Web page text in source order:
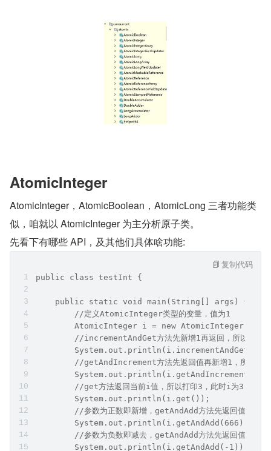
AtomicInteger
AtomicInteger，AtomicBoolean，AtomicLong 三者功能类
似，咱就以 AtomicInteger 为主分析原子类。
先看下有哪些 API，及其他们具体啥功能:
public class testInt {
    public static void main(String[] args) {
        //定义AtomicInteger类型的变量，值为1
        AtomicInteger i = new AtomicInteger(1);
//incrementAndGet方法先新增1再返回，所以打印2
        System.out.println(i.incrementAndGet());
//getAndIncrement方法先返回值再新增1，所以打
        System.out.println(i.getAndIncrement());
        //get方法返回当前i值，所以打印3，此时i为3
        System.out.println(i.get());
//参数为正数即新增，getAndAdd方法先返回值再新
        System.out.println(i.getAndAdd(666));
//参数为负数即减去，getAndAdd方法先返回值再减
        System.out.println(i.getAndAdd(-1));
复制代码